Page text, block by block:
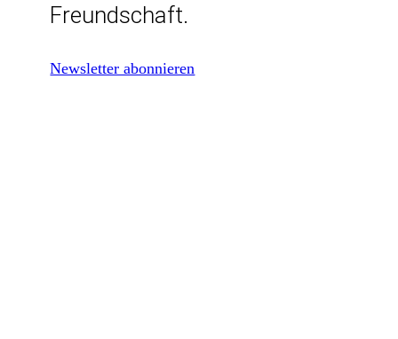
Freundschaft.
Newsletter abonnieren